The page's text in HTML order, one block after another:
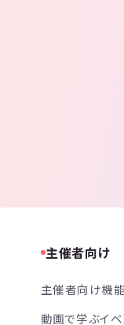
主催者向け
主催者向け機能
動画で学ぶイ